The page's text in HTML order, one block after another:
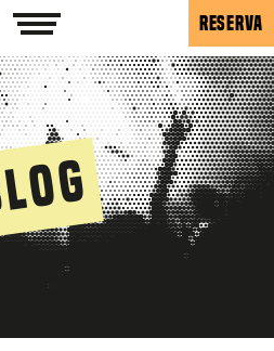
RESERVA